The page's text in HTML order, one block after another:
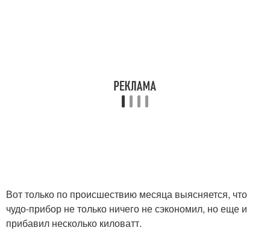
Вот только по происшествию месяца выясняется, что
чудо-прибор не только ничего не сэкономил, но еще и
прибавил несколько киловатт.